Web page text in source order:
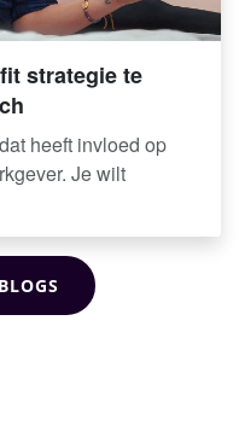
strategie te
heeft invloed op
Je wilt